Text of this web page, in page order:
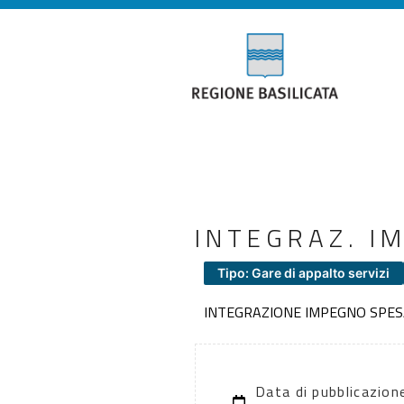
INTEGRAZ.
Tipo: Gare di appalto servizi
INTEGRAZIONE IMPEGNO
Data di